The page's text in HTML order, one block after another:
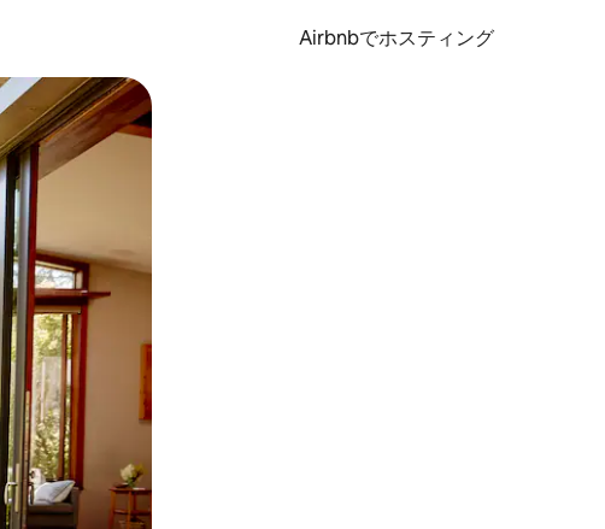
Airbnbでホスティング
ることができます。